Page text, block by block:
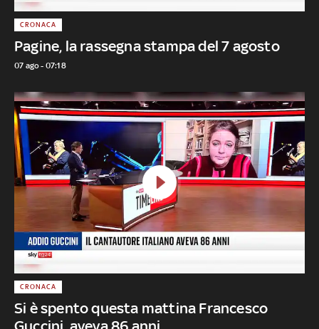
Pagine, la rassegna stampa del 7 agosto
CRONACA
07 ago - 07:18
Si è spento questa mattina Francesco
CRONACA